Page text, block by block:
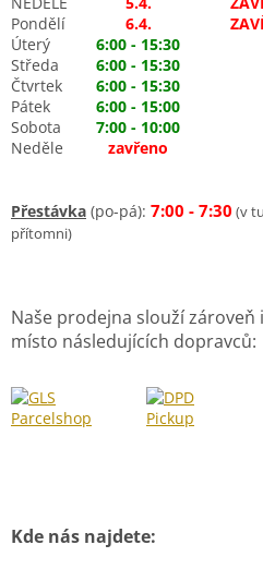
Pondělí
6.4.
Úterý
6:00 - 15:30
Středa
6:00 - 15:30
Čtvrtek
6:00 - 15:30
Pátek
6:00 - 15:00
Sobota
7:00 - 10:00
Neděle
zavřeno
Přestávka (po-pá): 7:00 - 7:30 (v
přítomni)
Naše prodejna slouží zároveň
místo následujících dopravců:
Kde nás najdete: